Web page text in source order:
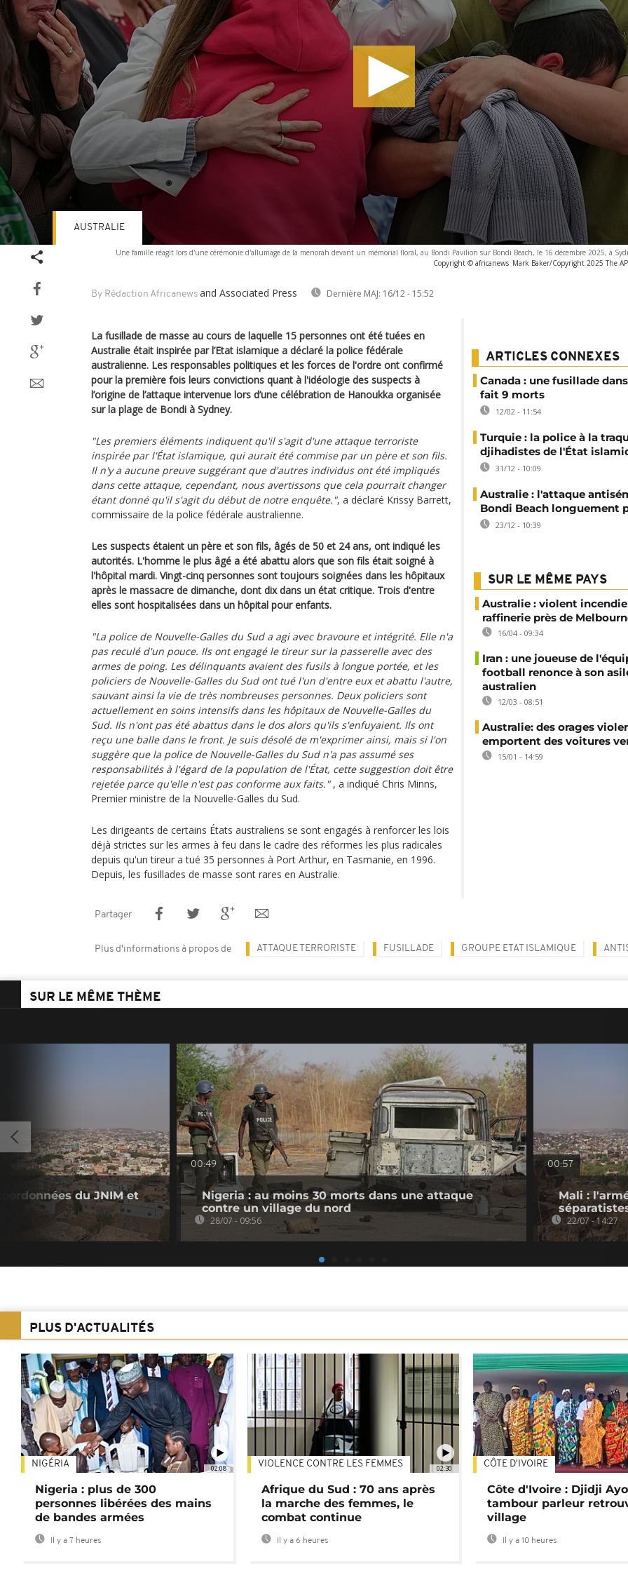
Une famille réagit lors d'une cérémonie d'allumage de la menorah devant un mémorial floral, au Bondi Pavilion sur Bondi Beach, le 16 décembre 2025, à
Copyright © africanews Mark Baker/Copyright 2025 The
By Rédaction Africanews and Associated Press Dernière MAJ: 16/12 - 15:52
AUSTRALIE
La fusillade de masse au cours de laquelle 15 personnes ont été tuées en
Australie était inspirée par l’Etat islamique a déclaré la police fédérale
australienne. Les responsables politiques et les forces de l'ordre ont confirmé
pour la première fois leurs convictions quant à l'idéologie des suspects à
l’origine de l’attaque intervenue lors d’une célébration de Hanoukka organisée
sur la plage de Bondi à Sydney.
"Les premiers éléments indiquent qu'il s'agit d'une attaque terroriste
inspirée par l'État islamique, qui aurait été commise par un père et son fils.
Il n'y a aucune preuve suggérant que d'autres individus ont été impliqués
dans cette attaque, cependant, nous avertissons que cela pourrait changer
étant donné qu'il s'agit du début de notre enquête.", a déclaré Krissy Barrett,
commissaire de la police fédérale australienne.
Les suspects étaient un père et son fils, âgés de 50 et 24 ans, ont indiqué les
autorités. L'homme le plus âgé a été abattu alors que son fils était soigné à
l'hôpital mardi. Vingt-cinq personnes sont toujours soignées dans les hôpitaux
après le massacre de dimanche, dont dix dans un état critique. Trois d'entre
elles sont hospitalisées dans un hôpital pour enfants.
"La police de Nouvelle-Galles du Sud a agi avec bravoure et intégrité. Elle n'a
pas reculé d'un pouce. Ils ont engagé le tireur sur la passerelle avec des
armes de poing. Les délinquants avaient des fusils à longue portée, et les
policiers de Nouvelle-Galles du Sud ont tué l'un d'entre eux et abattu l'autre,
sauvant ainsi la vie de très nombreuses personnes. Deux policiers sont
actuellement en soins intensifs dans les hôpitaux de Nouvelle-Galles du
Sud. Ils n'ont pas été abattus dans le dos alors qu'ils s'enfuyaient. Ils ont
reçu une balle dans le front. Je suis désolé de m'exprimer ainsi, mais si l'on
suggère que la police de Nouvelle-Galles du Sud n'a pas assumé ses
responsabilités à l'égard de la population de l'État, cette suggestion doit être
rejetée parce qu'elle n'est pas conforme aux faits.", a indiqué Chris Minns,
Premier ministre de la Nouvelle-Galles du Sud.
Les dirigeants de certains États australiens se sont engagés à renforcer les lois
déjà strictes sur les armes à feu dans le cadre des réformes les plus radicales
depuis qu'un tireur a tué 35 personnes à Port Arthur, en Tasmanie, en 1996.
Depuis, les fusillades de masse sont rares en Australie.
ARTICLES CONNEXES
Canada : une fusillade
fait 9 morts
12/02 - 11:54
Turquie : la police à la
djihadistes de l'État
31/12 - 10:09
Australie : l'attaque
Bondi Beach longuement
23/12 - 10:39
SUR LE MÊME PAYS
Australie : violent
raffinerie près de
16/04 - 09:34
Iran : une joueuse de
football renonce à son
australien
12/03 - 08:51
Australie: des orages
emportent des voitures
15/01 - 14:59
Partager
Plus d'informations à propos de ATTAQUE TERRORISTE FUSILLADE GROUPE ETAT ISLAMIQUE
SUR LE MÊME THÈME
du JNIM et
00:49
Nigeria : au moins 30 morts dans une attaque
contre un village du nord
28/07 - 09:56
00:57
Mali :
22/07 - 14:27
PLUS D'ACTUALITÉS
02:08
NIGÉRIA
Nigeria : plus de 300
personnes libérées des mains
de bandes armées
Il y a 7 heures
02:30
VIOLENCE CONTRE LES FEMMES
Afrique du Sud : 70 ans après
la marche des femmes, le
combat continue
Il y a 6 heures
CÔTE D'IVOIRE
Côte d'Ivoire : Djidji
tambour parleur
village
Il y a 10 heures